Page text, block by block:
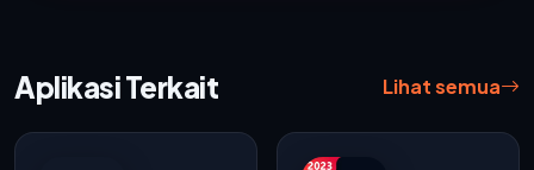
Aplikasi Terkait Lihat semua